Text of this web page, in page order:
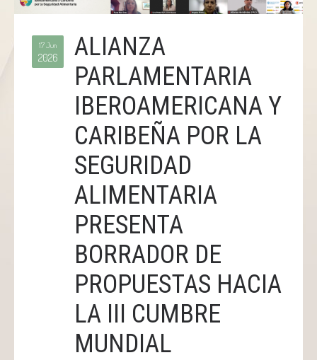
17 Jun
2026
ALIANZA
PARLAMENTARIA
IBEROAMERICANA Y
CARIBEÑA POR LA
SEGURIDAD
ALIMENTARIA
PRESENTA
BORRADOR DE
PROPUESTAS HACIA
LA III CUMBRE
MUNDIAL